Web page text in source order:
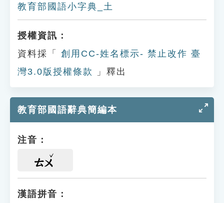
教育部國語小字典_土
授權資訊：
資料採「
創用CC-姓名標示- 禁止改作 臺
灣3.0版授權條款
」釋出
教育部國語辭典簡編本
注音：
ㄊㄨ
漢語拼音：